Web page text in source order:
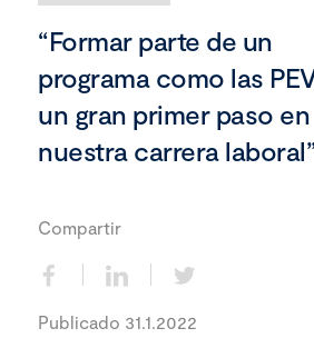
“Formar parte de un
programa como las
un gran primer paso en
nuestra carrera
Compartir
Publicado 31.1.2022